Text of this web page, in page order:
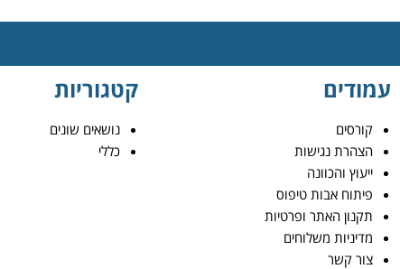
עמודים
קורסים
הצהרת נגישות
ייעוץ והכוונה
פיתוח אבות טיפוס
תקנון האתר ופרטיות
מדיניות משלוחים
צור קשר
קטגוריות
נושאים שונים
כללי